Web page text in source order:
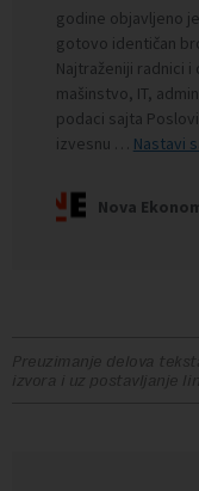
Preuzimanje delova
izvora i uz postavljanje